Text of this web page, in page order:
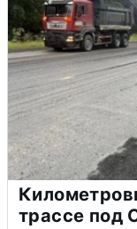
трассе под